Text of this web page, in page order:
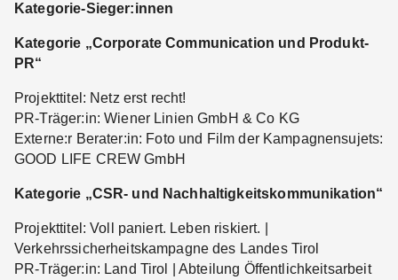
Kategorie-Sieger:innen
Kategorie „Corporate Communication und Produkt-
PR“
Projekttitel: Netz erst recht!
PR-Träger:in: Wiener Linien GmbH & Co KG
Externe:r Berater:in: Foto und Film der Kampagnensujets:
GOOD LIFE CREW GmbH
Kategorie „CSR- und Nachhaltigkeitskommunikation“
Projekttitel: Voll paniert. Leben riskiert. |
Verkehrssicherheitskampagne des Landes Tirol
PR-Träger:in: Land Tirol | Abteilung Öffentlichkeitsarbeit